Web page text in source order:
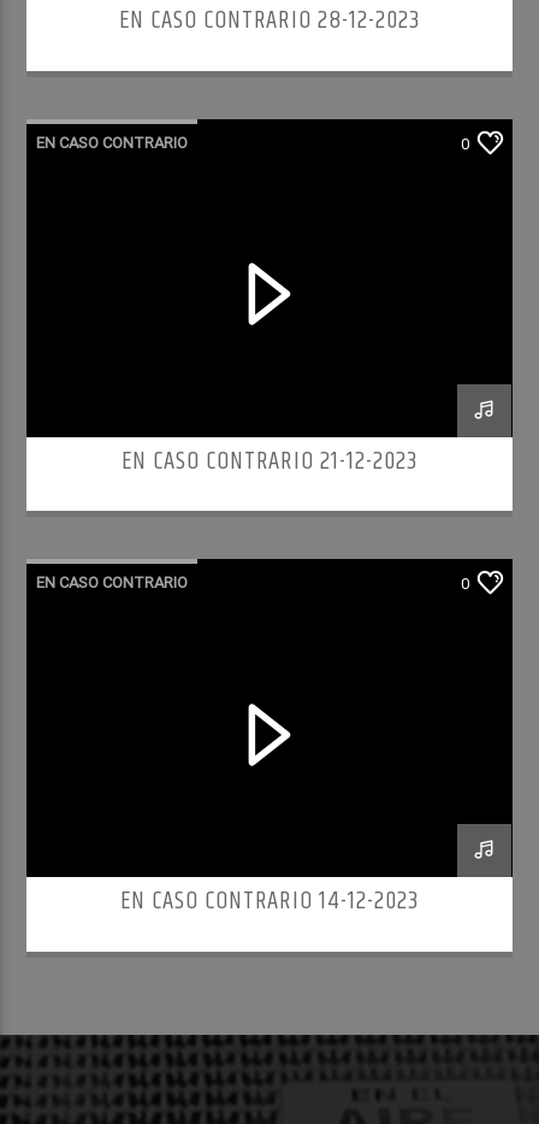
EN CASO CONTRARIO 28-12-2023
EN CASO CONTRARIO 0
EN CASO CONTRARIO 21-12-2023
EN CASO CONTRARIO 0
EN CASO CONTRARIO 14-12-2023